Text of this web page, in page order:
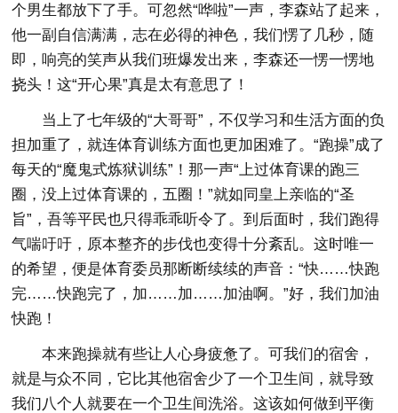
个男生都放下了手。可忽然“哗啦”一声，李森站了起来，
他一副自信满满，志在必得的神色，我们愣了几秒，随
即，响亮的笑声从我们班爆发出来，李森还一愣一愣地
挠头！这“开心果”真是太有意思了！
当上了七年级的“大哥哥”，不仅学习和生活方面的负
担加重了，就连体育训练方面也更加困难了。“跑操”成了
每天的“魔鬼式炼狱训练”！那一声“上过体育课的跑三
圈，没上过体育课的，五圈！”就如同皇上亲临的“圣
旨”，吾等平民也只得乖乖听令了。到后面时，我们跑得
气喘吁吁，原本整齐的步伐也变得十分紊乱。这时唯一
的希望，便是体育委员那断断续续的声音：“快……快跑
完……快跑完了，加……加……加油啊。”好，我们加油
快跑！
本来跑操就有些让人心身疲惫了。可我们的宿舍，
就是与众不同，它比其他宿舍少了一个卫生间，就导致
我们八个人就要在一个卫生间洗浴。这该如何做到平衡